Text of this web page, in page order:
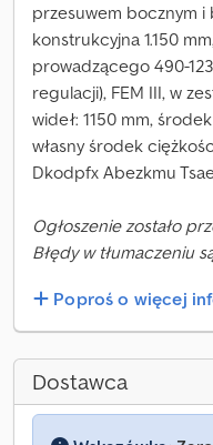
przesuwem bocznym i
konstrukcyjna 1.150
prowadzącego 490-
regulacji), FEM III, w
wideł: 1150 mm,
własny środek
Dkodpfx Abezkmu
Ogłoszenie zostało
Błędy w tłumaczeniu
Poproś o więcej
Dostawca